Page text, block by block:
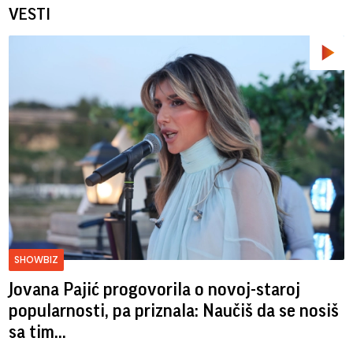
VESTI
SHOWBIZ
Jovana Pajić progovorila o novoj-staroj
popularnosti, pa priznala: Naučiš da se nosiš
sa tim...